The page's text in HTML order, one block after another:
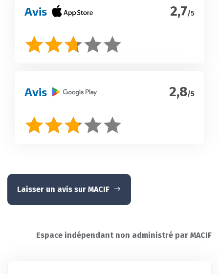
Avis 2,7/5
Avis 2,8/5
Laisser un avis sur MACIF
Espace indépendant non administré par MACIF